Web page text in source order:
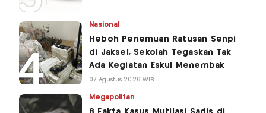
Nasional
Heboh Penemuan Ratusan Senpi
di Jaksel, Sekolah Tegaskan Tak
Ada Kegiatan Eskul Menembak
07 Agustus 2026 WIB
Megapolitan